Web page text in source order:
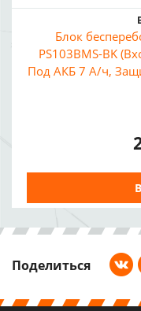
Блок
PS103BMS-BK
Под АКБ 7 А/ч,
Поделиться